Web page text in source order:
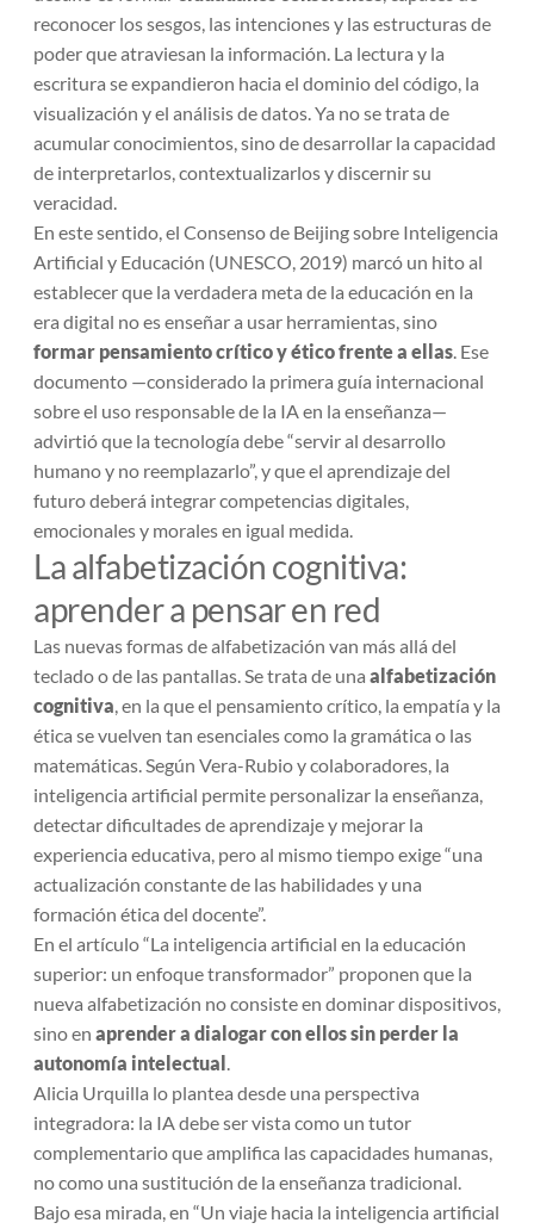
reconocer los sesgos, las intenciones y las estructuras de
poder que atraviesan la información. La lectura y la
escritura se expandieron hacia el dominio del código, la
visualización y el análisis de datos. Ya no se trata de
acumular conocimientos, sino de desarrollar la capacidad
de interpretarlos, contextualizarlos y discernir su
veracidad.
En este sentido, el Consenso de Beijing sobre Inteligencia
Artificial y Educación (UNESCO, 2019) marcó un hito al
establecer que la verdadera meta de la educación en la
era digital no es enseñar a usar herramientas, sino
formar pensamiento crítico y ético frente a ellas. Ese
documento —considerado la primera guía internacional
sobre el uso responsable de la IA en la enseñanza—
advirtió que la tecnología debe “servir al desarrollo
humano y no reemplazarlo”, y que el aprendizaje del
futuro deberá integrar competencias digitales,
emocionales y morales en igual medida.
La alfabetización cognitiva:
aprender a pensar en red
Las nuevas formas de alfabetización van más allá del
teclado o de las pantallas. Se trata de una alfabetización
cognitiva, en la que el pensamiento crítico, la empatía y la
ética se vuelven tan esenciales como la gramática o las
matemáticas. Según Vera-Rubio y colaboradores, la
inteligencia artificial permite personalizar la enseñanza,
detectar dificultades de aprendizaje y mejorar la
experiencia educativa, pero al mismo tiempo exige “una
actualización constante de las habilidades y una
formación ética del docente”.
En el artículo“La inteligencia artificial en la educación
superior: un enfoque transformador” proponen que la
nueva alfabetización no consiste en dominar dispositivos,
sino en aprender a dialogar con ellos sin perder la
autonomía intelectual.
Alicia Urquilla lo plantea desde una perspectiva
integradora: la IA debe ser vista como un tutor
complementario que amplifica las capacidades humanas,
no como una sustitución de la enseñanza tradicional.
Bajo esa mirada, en “Un viaje hacia la inteligencia artificial